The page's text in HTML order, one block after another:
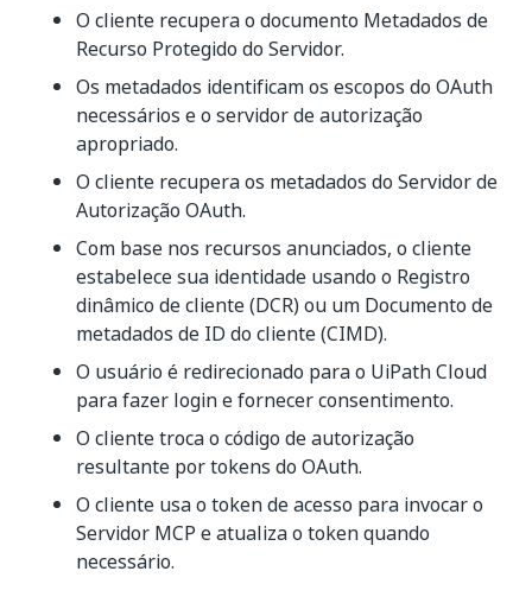
O cliente recupera o documento Metadados de
Recurso Protegido do Servidor.
Os metadados identificam os escopos do OAuth
necessários e o servidor de autorização
apropriado.
O cliente recupera os metadados do Servidor de
Autorização OAuth.
Com base nos recursos anunciados, o cliente
estabelece sua identidade usando o Registro
dinâmico de cliente (DCR) ou um Documento de
metadados de ID do cliente (CIMD).
O usuário é redirecionado para o UiPath Cloud
para fazer login e fornecer consentimento.
O cliente troca o código de autorização
resultante por tokens do OAuth.
O cliente usa o token de acesso para invocar o
Servidor MCP e atualiza o token quando
necessário.